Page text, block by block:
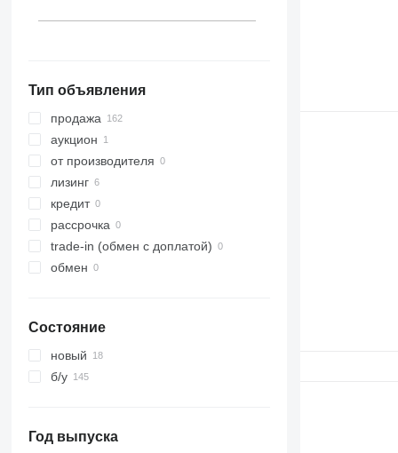
Тип объявления
продажа
аукцион
от производителя
лизинг
кредит
рассрочка
trade-in (обмен с доплатой)
обмен
Состояние
новый
б/у
Год выпуска